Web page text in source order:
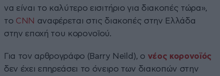
να είναι το καλύτερο εισιτήριο για διακοπές τώρα»,
το CNN αναφέρεται στις διακοπές στην Ελλάδα
στην εποχή του κορονοϊού.
Για τον αρθρογράφο (Barry Neild), ο νέος κορονοϊός
δεν έχει επηρεάσει το όνειρο των διακοπών στην